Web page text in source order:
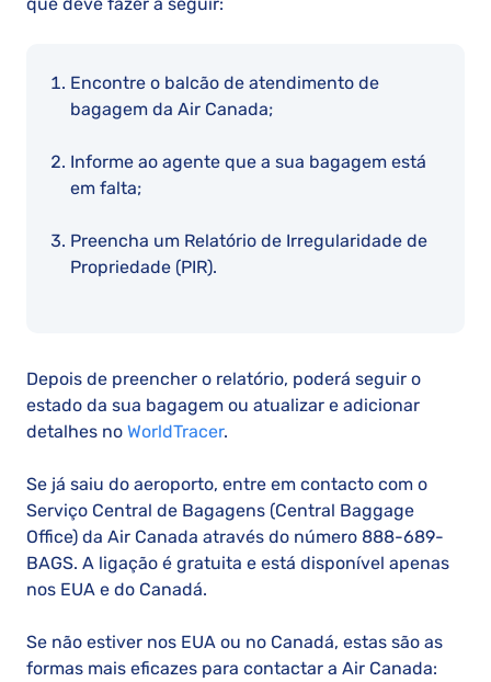
Encontre o balcão de atendimento de
bagagem da Air Canada;
Informe ao agente que a sua bagagem está
em falta;
Preencha um Relatório de Irregularidade de
Propriedade (PIR).
Depois de preencher o relatório, poderá seguir o
estado da sua bagagem ou atualizar e adicionar
detalhes no WorldTracer.
Se já saiu do aeroporto, entre em contacto com o
Serviço Central de Bagagens (Central Baggage
Office) da Air Canada através do número 888-689-
BAGS. A ligação é gratuita e está disponível apenas
nos EUA e do Canadá.
Se não estiver nos EUA ou no Canadá, estas são as
formas mais eficazes para contactar a Air Canada: